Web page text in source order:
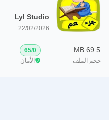
Lyl Studio
22/02/2026
69.5 MB
حجم الملف
0
/
65
الأمان